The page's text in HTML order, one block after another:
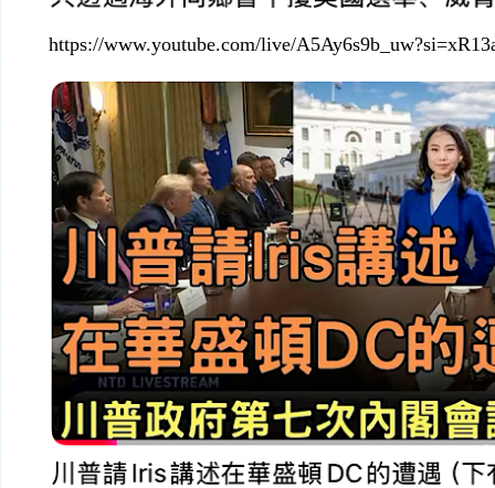
https://www.youtube.com/live/